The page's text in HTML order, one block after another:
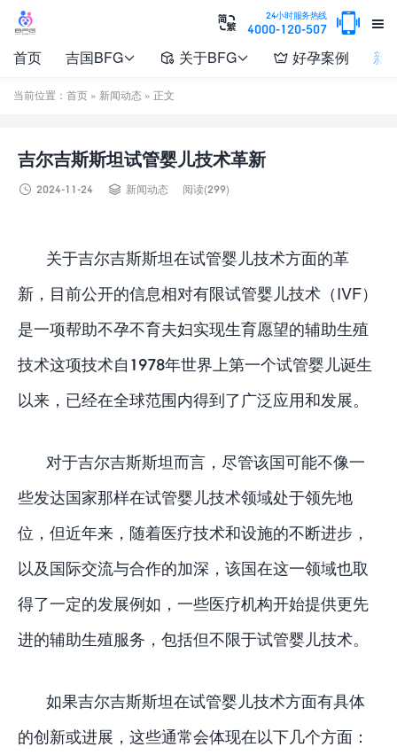

24小时服务热线
4000-120-507 

首页 吉国BFG  关于BFG  好孕案例 新
当前位置： 首页 » 新闻动态 » 正文
吉尔吉斯斯坦试管婴儿技术革新
 2024-11-24  新闻动态 阅读(299)
关于吉尔吉斯斯坦在试管婴儿技术方面的革
新，目前公开的信息相对有限试管婴儿技术（IVF）
是一项帮助不孕不育夫妇实现生育愿望的辅助生殖
技术这项技术自1978年世界上第一个试管婴儿诞生
以来，已经在全球范围内得到了广泛应用和发展。
对于吉尔吉斯斯坦而言，尽管该国可能不像一
些发达国家那样在试管婴儿技术领域处于领先地
位，但近年来，随着医疗技术和设施的不断进步，
以及国际交流与合作的加深，该国在这一领域也取
得了一定的发展例如，一些医疗机构开始提供更先
进的辅助生殖服务，包括但不限于试管婴儿技术。
如果吉尔吉斯斯坦在试管婴儿技术方面有具体
的创新或进展，这些通常会体现在以下几个方面：